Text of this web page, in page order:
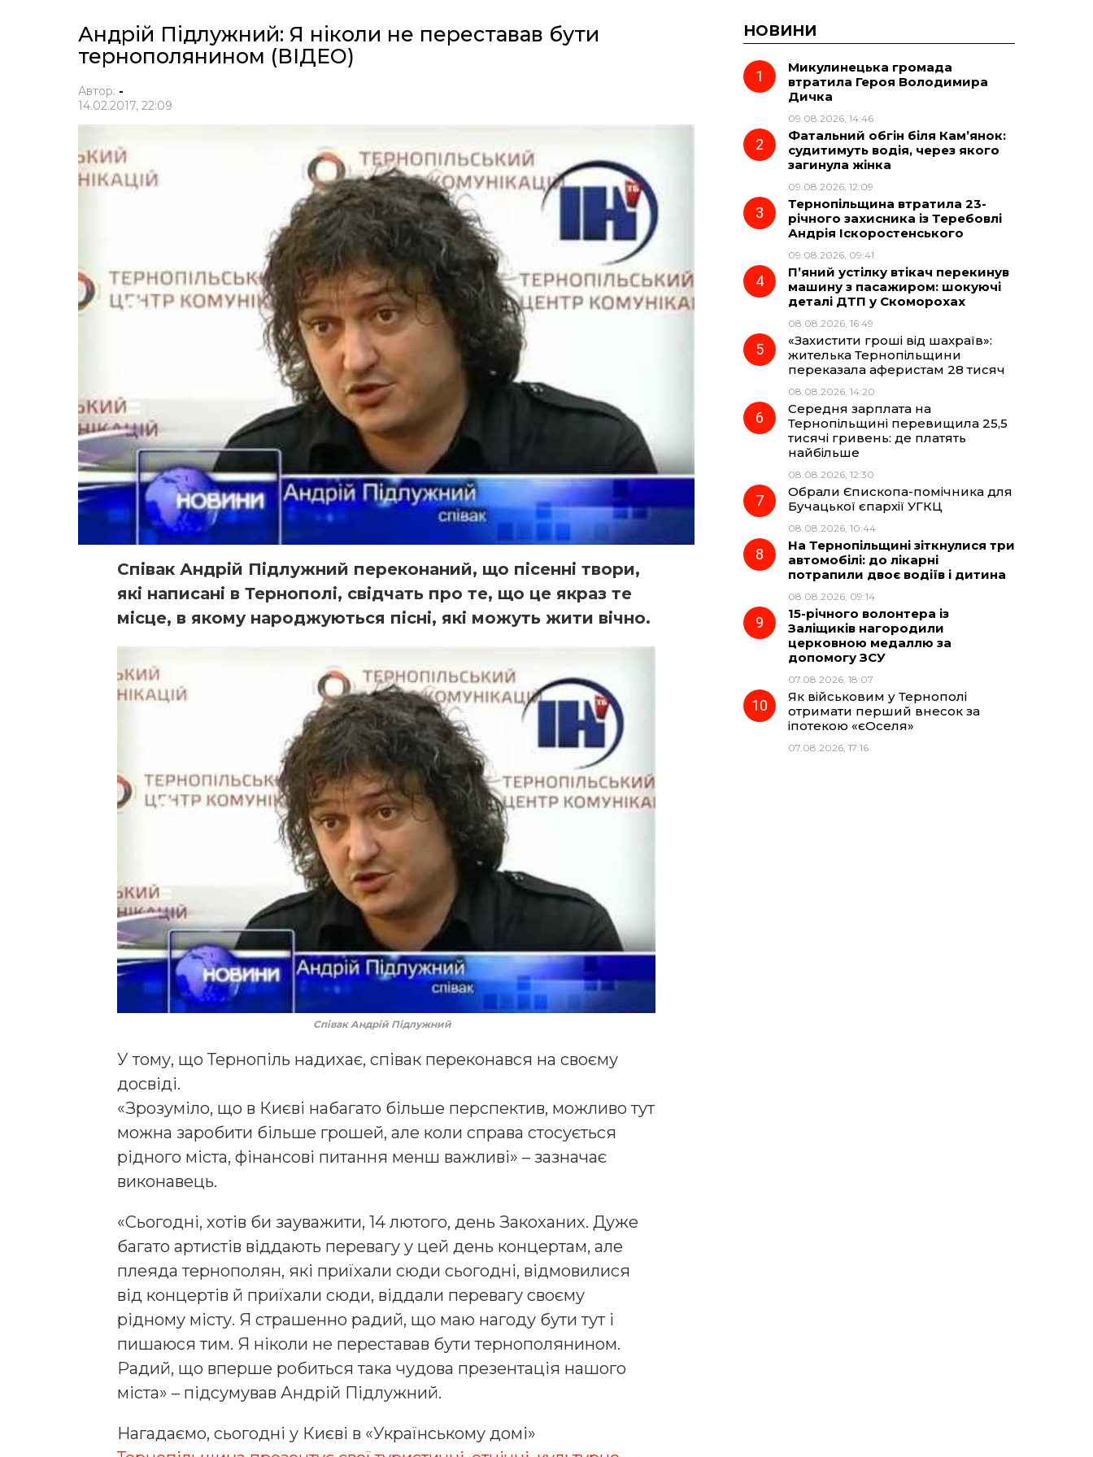
Андрій Підлужний: Я ніколи не переставав бути
тернополянином (ВІДЕО)
Автор: -
14.02.2017, 22:09
Співак Андрій Підлужний переконаний, що пісенні твори,
які написані в Тернополі, свідчать про те, що це якраз те
місце, в якому народжуються пісні, які можуть жити вічно.
Співак Андрій Підлужний
У тому, що Тернопіль надихає, співак переконався на своєму
досвіді.
«Зрозуміло, що в Києві набагато більше перспектив, можливо тут
можна заробити більше грошей, але коли справа стосується
рідного міста, фінансові питання менш важливі» – зазначає
виконавець.
«Сьогодні, хотів би зауважити, 14 лютого, день Закоханих. Дуже
багато артистів віддають перевагу у цей день концертам, але
плеяда тернополян, які приїхали сюди сьогодні, відмовилися
від концертів й приїхали сюди, віддали перевагу своєму
рідному місту. Я страшенно радий, що маю нагоду бути тут і
пишаюся тим. Я ніколи не переставав бути тернополянином.
Радий, що вперше робиться така чудова презентація нашого
міста» – підсумував Андрій Підлужний.
Нагадаємо, сьогодні у Києві в «Українському домі»
НОВИНИ
Микулинецька громада
втратила Героя Володимира
Дичка
09.08.2026, 14:46
Фатальний обгін біля Кам’янок:
судитимуть водія, через якого
загинула жінка
09.08.2026, 12:09
Тернопільщина втратила 23-
річного захисника із Теребовлі
Андрія Іскоростенського
09.08.2026, 09:41
П’яний устілку втікач перекинув
машину з пасажиром: шокуючі
деталі ДТП у Скоморохах
08.08.2026, 16:49
«Захистити гроші від шахраїв»:
жителька Тернопільщини
переказала аферистам 28 тисяч
08.08.2026, 14:20
Середня зарплата на
Тернопільщині перевищила 25,5
тисячі гривень: де платять
найбільше
08.08.2026, 12:30
Обрали Єпископа-помічника для
Бучацької єпархії УГКЦ
08.08.2026, 10:44
На Тернопільщині зіткнулися три
автомобілі: до лікарні
потрапили двоє водіїв і дитина
08.08.2026, 09:14
15-річного волонтера із
Заліщиків нагородили
церковною медаллю за
допомогу ЗСУ
07.08.2026, 18:07
Як військовим у Тернополі
отримати перший внесок за
іпотекою «єОселя»
07.08.2026, 17:16